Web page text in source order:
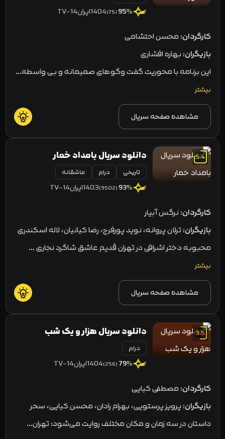
95%
(75)
1404ایرانTV-14
کارگردان:محسن احتشامی
بازیگران:بهاره افشاری
این برنامه با محوریت گفت وگوهای صمیمانه و بی واسطه…
بیشتر
مشاهده صفحه سریال
5.4 دانلود سریال بامداد خمار
تاریخی درام عاشقانه
93%
(9502)
1403ایرانTV-14
کارگردان:نرگس آبیار
بازیگران:ترلان پروانه، نوید پورفرج، رضا کیانیان، لاله اسکندری
محبوبه دختر اشرافی در تهران قدیم عاشق شاگرد نجاری …
بیشتر
مشاهده صفحه سریال
3.5 دانلود سریال هزار و یک شب
درام
79%
(256)
1404ایرانTV-14
کارگردان:مصطفی کیایی
بازیگران:پرویز پرستویی، بهرام رادان، محسن کیایی، سحر
دولتشاهی
داستان در سه زمان و مکان مختلف روایت می‌شود: تهران…